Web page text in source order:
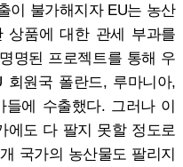
이 불가해지자 EU는 농산
상품에 대한 관세 부과를
명된 프로젝트를 통해 우
회원국 폴란드, 루마니아,
에 수출했다. 그러나 이
에도 다 팔지 못할 정도로
국가의 농산물도 팔리지